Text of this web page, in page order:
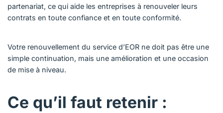
partenariat, ce qui aide les entreprises à renouveler leurs
contrats en toute confiance et en toute conformité.
Votre renouvellement du service d’EOR ne doit pas être une
simple continuation, mais une amélioration et une occasion
de mise à niveau.
Ce qu’il faut retenir :